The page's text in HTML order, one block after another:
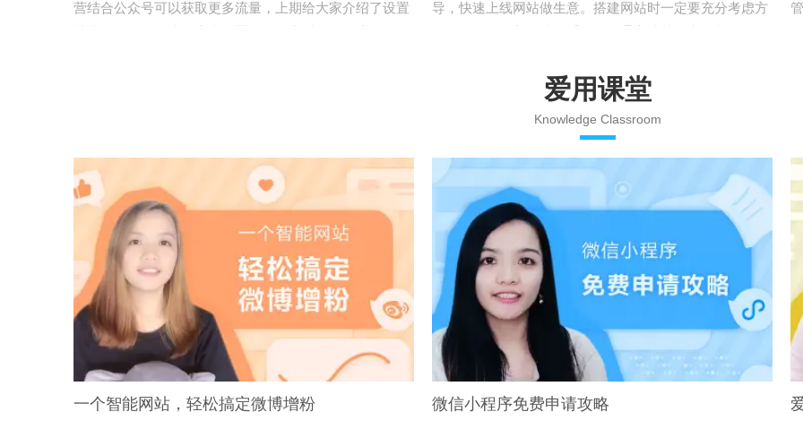
营结合公众号可以获取更多流量，上期给大家介绍了设置
导，快速上线网站做生意。搭建网站时一定要充分考虑方
爱用课堂
Knowledge Classroom
一个智能网站，轻松搞定微博增粉 微信小程序免费申请攻略